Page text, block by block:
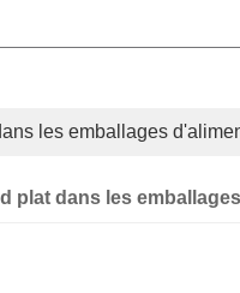
les emballages
plat dans les